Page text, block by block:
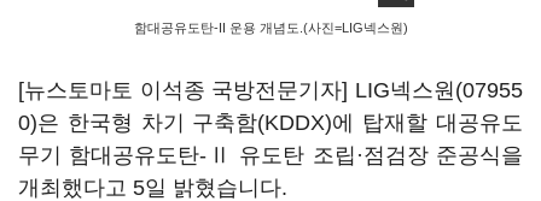
함대공유도탄-II 운용 개념도.(사진=LIG넥스원)
[뉴스토마토 이석종 국방전문기자] LIG넥스원(07955
0)은 한국형 차기 구축함(KDDX)에 탑재할 대공유도
무기 함대공유도탄-Ⅱ 유도탄 조립·점검장 준공식을
개최했다고 5일 밝혔습니다.